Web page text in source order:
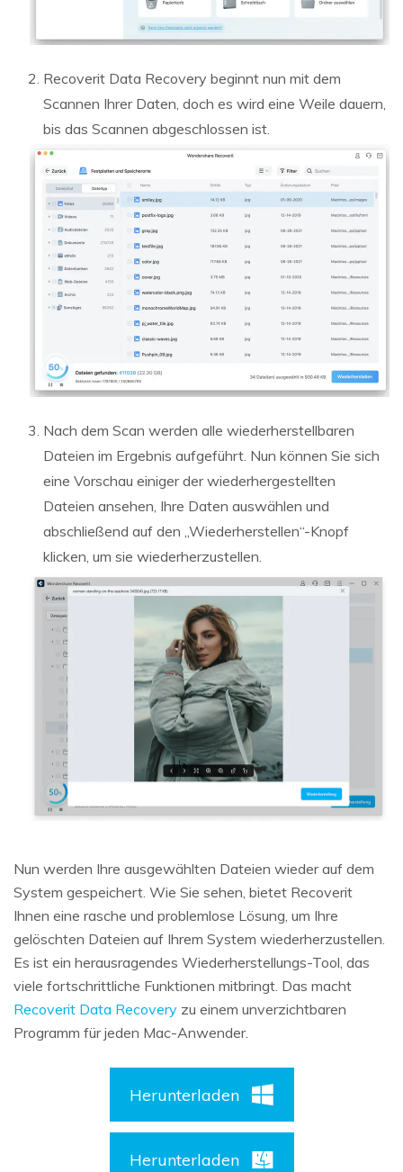
Recoverit Data Recovery beginnt nun mit dem
Scannen Ihrer Daten, doch es wird eine Weile dauern,
bis das Scannen abgeschlossen ist.
Nach dem Scan werden alle wiederherstellbaren
Dateien im Ergebnis aufgeführt. Nun können Sie sich
eine Vorschau einiger der wiederhergestellten
Dateien ansehen, Ihre Daten auswählen und
abschließend auf den „Wiederherstellen“-Knopf
klicken, um sie wiederherzustellen.
Nun werden Ihre ausgewählten Dateien wieder auf dem
System gespeichert. Wie Sie sehen, bietet Recoverit
Ihnen eine rasche und problemlose Lösung, um Ihre
gelöschten Dateien auf Ihrem System wiederherzustellen.
Es ist ein herausragendes Wiederherstellungs-Tool, das
viele fortschrittliche Funktionen mitbringt. Das macht
Recoverit Data Recovery zu einem unverzichtbaren
Programm für jeden Mac-Anwender.
Herunterladen
Herunterladen